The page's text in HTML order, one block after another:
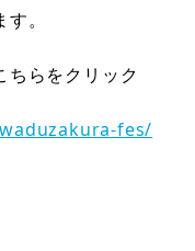
。
らをクリック
fes/